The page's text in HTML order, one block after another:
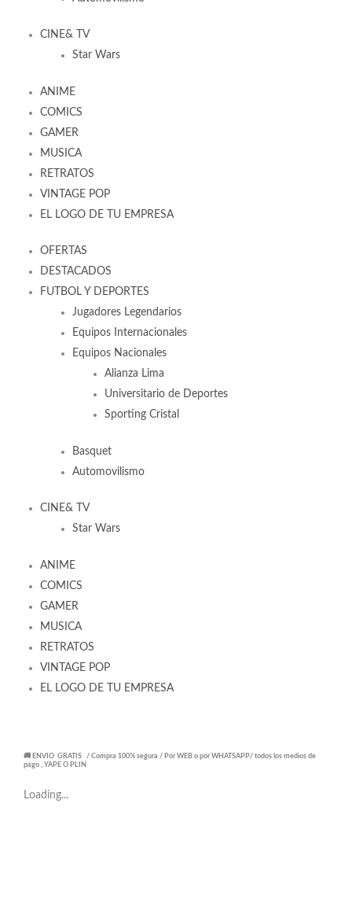
CINE& TV
Star Wars
ANIME
COMICS
GAMER
MUSICA
RETRATOS
VINTAGE POP
EL LOGO DE TU EMPRESA
OFERTAS
DESTACADOS
FUTBOL Y DEPORTES
Jugadores Legendarios
Equipos Internacionales
Equipos Nacionales
Alianza Lima
Universitario de Deportes
Sporting Cristal
Basquet
Automovilismo
CINE& TV
Star Wars
ANIME
COMICS
GAMER
MUSICA
RETRATOS
VINTAGE POP
EL LOGO DE TU EMPRESA
🚚 ENVIO GRATIS / Compra 100% segura / Por WEB o por WHATSAPP/ todos los medios de
pago , YAPE O PLIN
Loading...